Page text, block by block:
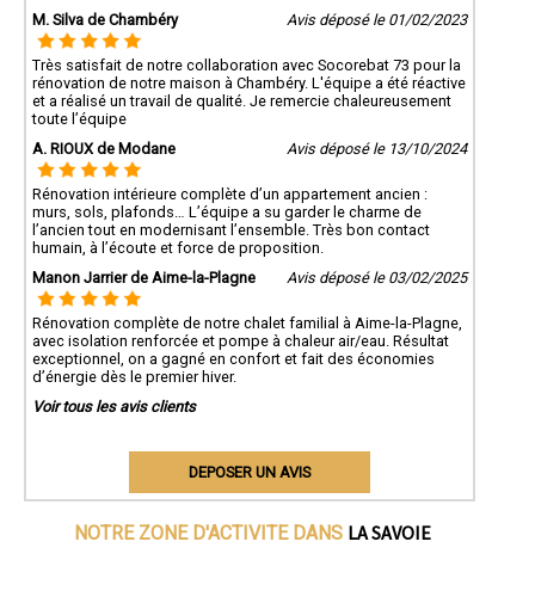
M. Silva de Chambéry Avis déposé le 01/02/2023
Très satisfait de notre collaboration avec Socorebat 73 pour la
rénovation de notre maison à Chambéry. L'équipe a été réactive
et a réalisé un travail de qualité. Je remercie chaleureusement
toute l’équipe
A. RIOUX de Modane
Avis déposé le 13/10/2024
Rénovation intérieure complète d’un appartement ancien :
murs, sols, plafonds… L’équipe a su garder le charme de
l’ancien tout en modernisant l’ensemble. Très bon contact
humain, à l’écoute et force de proposition.
Manon Jarrier de Aime-la-Plagne
Avis déposé le 03/02/2025
Rénovation complète de notre chalet familial à Aime-la-Plagne,
avec isolation renforcée et pompe à chaleur air/eau. Résultat
exceptionnel, on a gagné en confort et fait des économies
d’énergie dès le premier hiver.
Voir tous les avis clients
DEPOSER UN AVIS
NOTRE ZONE D'ACTIVITE DANS LA SAVOIE